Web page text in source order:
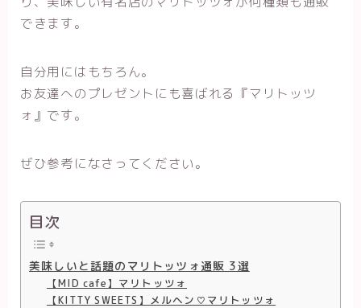
できます。
自分用にはもちろん。
お友達へのプレゼントにも喜ばれる『マリトッツ
ォ』です。
ぜひ参考になさってください。
目次
美味しいと話題のマリトッツォ通販 3選
【MID cafe】マリトッツォ
【KITTY SWEETS】メルヘン♡マリトッツォ